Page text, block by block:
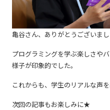
亀谷さん、ありがとうございまし
プログラミングを学ぶ楽しさや
様子が印象的でした。
これからも、学生のリアルな声
次回の記事もお楽しみに★